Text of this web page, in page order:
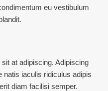
eu vestibulum
at adipiscing. Adipiscing
iaculis ridiculus adipis
diam facilisi semper.